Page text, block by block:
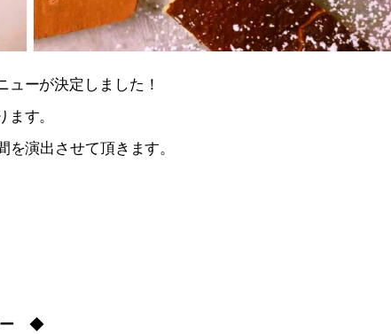
ーが決定しました！
す。
演出させて頂きます。
◆